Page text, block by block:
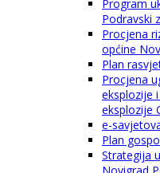
Program
Podravski
Procjena
općine
Plan
Procjena
eksplozije
eksplozije
e-
Plan
Strategija
Novigrad